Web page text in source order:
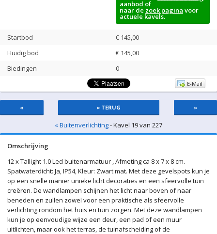
aanbod of
naar de zoek pagina voor
actuele kavels.
Startbod
€ 145,00
Huidig bod
€ 145,00
Biedingen
0
E-Mail
« « TERUG »
« Buitenverlichting- Kavel 19 van 227
Omschrijving
12 x Tallight 1.0 Led buitenarmatuur , Afmeting ca 8 x 7 x 8 cm.
Spatwaterdicht: Ja, IP54, Kleur: Zwart mat. Met deze gevelspots kun je
op een snelle manier unieke licht decoraties en een sfeervolle tuin
creëren. De wandlampen schijnen het licht naar boven of naar
beneden en zullen zowel voor een praktische als sfeervolle
verlichting rondom het huis en tuin zorgen. Met deze wandlampen
kun je op eenvoudige wijze een deur, een pad of een muur
uitlichten, maar ook het terras, de tuinafscheiding of de